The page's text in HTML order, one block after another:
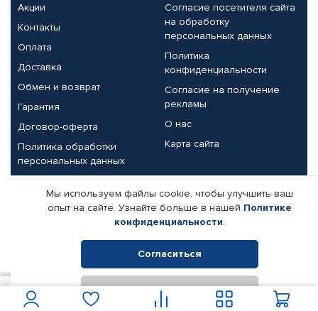
Акции
Контакты
Оплата
Доставка
Обмен и возврат
Гарантия
Договор-оферта
Политика обработки
персональных данных
Согласие посетителя сайта
на обработку
персональных данных
Политика
конфиденциальности
Согласие на получение
рекламы
О нас
Карта сайта
Партнерам
Корпоративным клиентам
Поставщикам
Реквизиты компании
© КАМАЗ ЦЕНТР ДОНЕЦК, 2015-2026. Все права защищены.
Интернет-магазин автомобильных товаров Автопрофи.
Мы используем файлы cookie, чтобы улучшить ваш
опыт на сайте. Узнайте больше в нашей Политике
конфиденциальности.
Согласиться
Отклонить
В корзину